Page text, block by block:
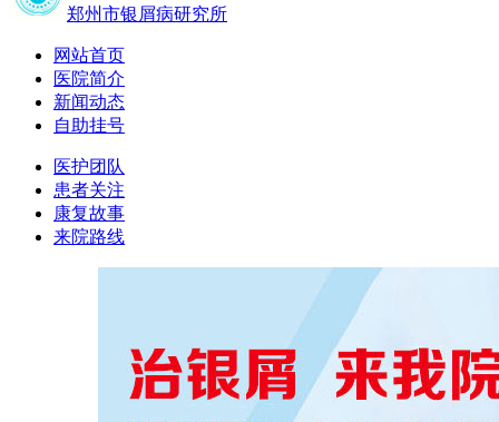
郑州市银屑病研究所
网站首页
医院简介
新闻动态
自助挂号
医护团队
患者关注
康复故事
来院路线